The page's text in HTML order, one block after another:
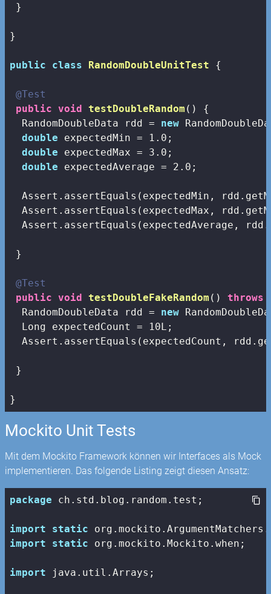
}
}
public class RandomDoubleUnitTest {
@Test
public void testDoubleRandom ()
{
  RandomDoubleData rdd =
new
double expectedMin = 1.0 ;
double expectedMax = 3.0 ;
double expectedAverage = 2.0 ;
Assert.assertEquals(expectedMin,
Assert.assertEquals(expectedMax,
Assert.assertEquals(expectedAverage,
}
@Test
public void testDoubleFakeRandom () throws
  RandomDoubleData rdd =
new
  Long expectedCount =
10L ;
Assert.assertEquals(expectedCount,
}
}
Mockito Unit Tests
Mit dem Mockito Framework können wir Interfaces als Mock
implementieren. Das folgende Listing zeigt diesen Ansatz:
package ch.std.blog.random.test;
import
static
import
static org.mockito.Mockito.when;
import java.util.Arrays;